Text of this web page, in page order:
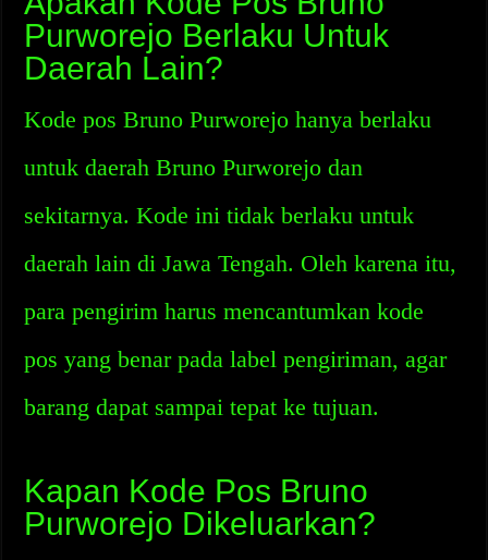
Purworejo Berlaku Untuk
Daerah Lain?
Kode pos Bruno Purworejo hanya berlaku
untuk daerah Bruno Purworejo dan
sekitarnya. Kode ini tidak berlaku untuk
daerah lain di Jawa Tengah. Oleh karena itu,
para pengirim harus mencantumkan kode
pos yang benar pada label pengiriman, agar
barang dapat sampai tepat ke tujuan.
Kapan Kode Pos Bruno
Purworejo Dikeluarkan?